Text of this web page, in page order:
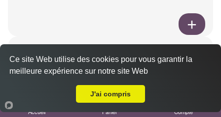
Dès 11.00 €
Base sauce tomate, mozzarella, oeuf, poulet,
Accueil Panier Compte
Ce site Web utilise des cookies pour vous garantir la
meilleure expérience sur notre site Web
J'ai compris